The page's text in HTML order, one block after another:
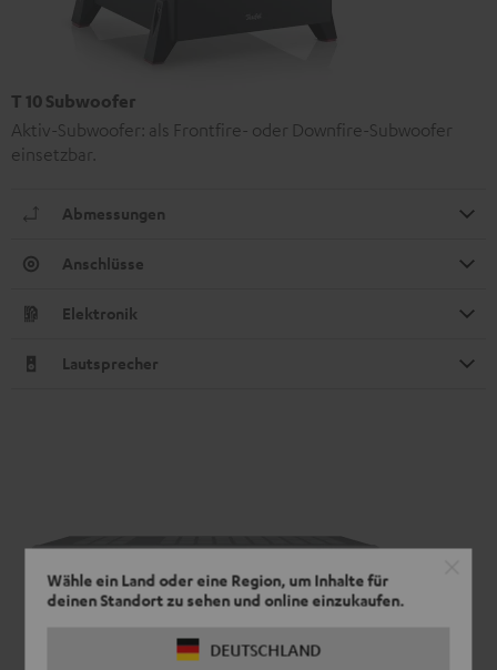
Wähle ein Land oder eine Region, um Inhalte für
deinen Standort zu sehen und online einzukaufen.
DEUTSCHLAND
T 10 Subwoofer
Aktiv-Subwoofer: als Frontfire- oder Downfire-Subwoofer
einsetzbar.
Abmessungen
Anschlüsse
Elektronik
Lautsprecher